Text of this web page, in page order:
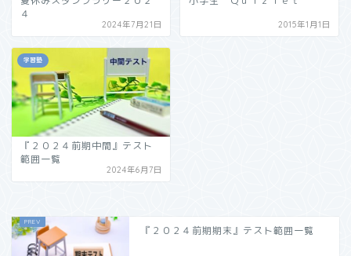
４
2024年7月21日 2015年1月1日
学習塾
『２０２４前期中間』テスト
範囲一覧
2024年6月7日
『２０２４前期期末』テスト範囲一覧